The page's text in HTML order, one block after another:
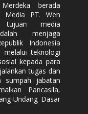
berada
Media PT. Wen
media
menjaga
Indonesia
melalui teknologi
kepada para
tugas dan
sumpah jabatan
Pancasila,
Undang Dasar